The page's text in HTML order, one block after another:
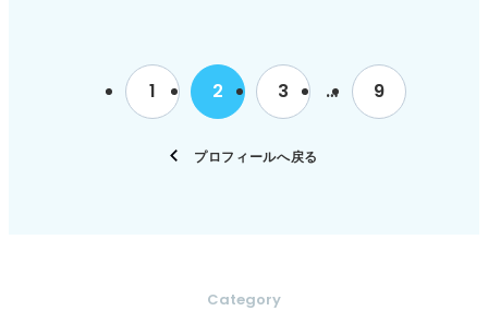
1 2 3 … 9
プロフィールへ戻る
Category